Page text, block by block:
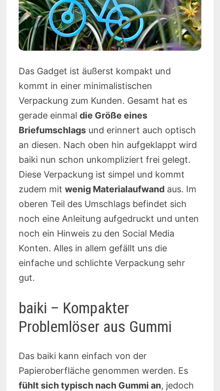
Das Gadget ist äußerst kompakt und
kommt in einer minimalistischen
Verpackung zum Kunden. Gesamt hat es
gerade einmal die Größe eines
Briefumschlagsund erinnert auch optisch
an diesen. Nach oben hin aufgeklappt wird
baiki nun schon unkompliziert frei gelegt.
Diese Verpackung ist simpel und kommt
zudem mit wenig Materialaufwandaus. Im
oberen Teil des Umschlags befindet sich
noch eine Anleitung aufgedruckt und unten
noch ein Hinweis zu den Social Media
Konten. Alles in allem gefällt uns die
einfache und schlichte Verpackung sehr
gut.
baiki – Kompakter
Problemlöser aus Gummi
Das baiki kann einfach von der
Papieroberfläche genommen werden. Es
fühlt sich typisch nach Gummi an, jedoch